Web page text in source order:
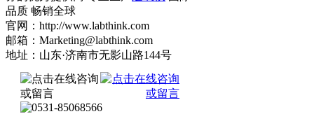
品质 畅销全球
官网：http://www.labthink.com
邮箱：Marketing@labthink.com
地址：山东·济南市无影山路144号